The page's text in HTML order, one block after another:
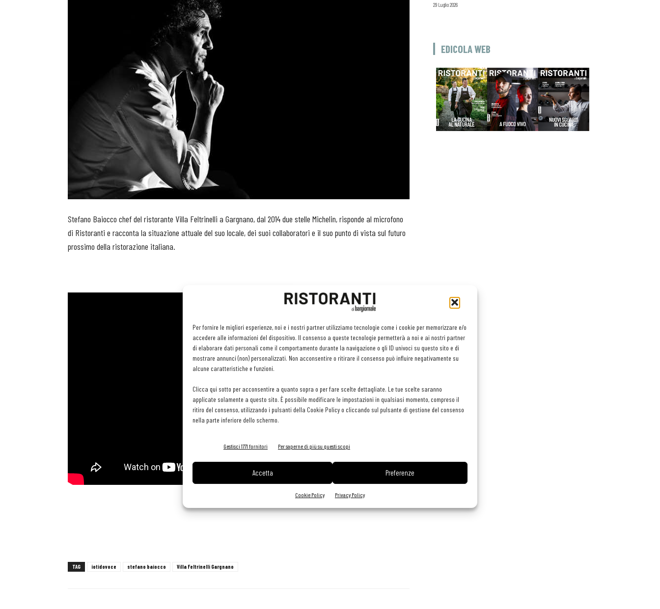
Per fornire le migliori esperienze, noi e i nostri partner utilizziamo tecnologie come i cookie per memorizzare e/o
accedere alle informazioni del dispositivo. Il consenso a queste tecnologie permetterà a noi e ai nostri partner
di elaborare dati personali come il comportamento durante la navigazione o gli ID univoci su questo sito e di
mostrare annunci (non) personalizzati. Non acconsentire o ritirare il consenso può influire negativamente su
alcune caratteristiche e funzioni.
Clicca qui sotto per acconsentire a quanto sopra o per fare scelte dettagliate. Le tue scelte saranno
applicate solamente a questo sito. È possibile modificare le impostazioni in qualsiasi momento, compreso il
ritiro del consenso, utilizzando i pulsanti della Cookie Policy o cliccando sul pulsante di gestione del consenso
nella parte inferiore dello schermo.
Gestisci 1771 fornitori Per saperne di più su questi scopi
Accetta Preferenze
Cookie Policy Privacy Policy
Stefano Baiocco chef del ristorante Villa Feltrinelli a Gargnano, dal 2014 due stelle Michelin, risponde al microfono
di Ristoranti e racconta la situazione attuale del suo locale, dei suoi collaboratori e il suo punto di vista sul futuro
prossimo della ristorazione italiana.
TAG iotidovoce stefano baiocco Villa Feltrinelli Gargnano
29 Luglio 2026
EDICOLA WEB